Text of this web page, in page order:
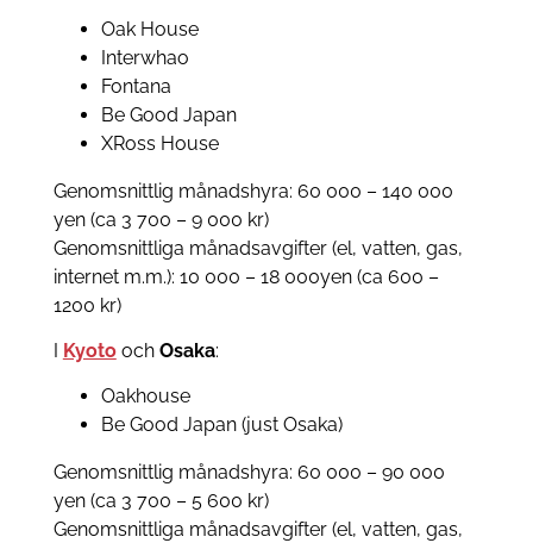
Oak House
Interwhao
Fontana
Be Good Japan
XRoss House
Genomsnittlig månadshyra: 60 000 – 140 000
yen (ca 3 700 – 9 000 kr)
Genomsnittliga månadsavgifter (el, vatten, gas,
internet m.m.): 10 000 – 18 000yen (ca 600 –
1200 kr)
I Kyotooch Osaka:
Oakhouse
Be Good Japan (just Osaka)
Genomsnittlig månadshyra: 60 000 – 90 000
yen (ca 3 700 – 5 600 kr)
Genomsnittliga månadsavgifter (el, vatten, gas,